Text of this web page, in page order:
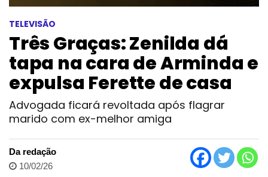
TELEVISÃO
Três Graças: Zenilda dá
tapa na cara de Arminda e
expulsa Ferette de casa
Advogada ficará revoltada após flagrar
marido com ex-melhor amiga
Da redação
10/02/26